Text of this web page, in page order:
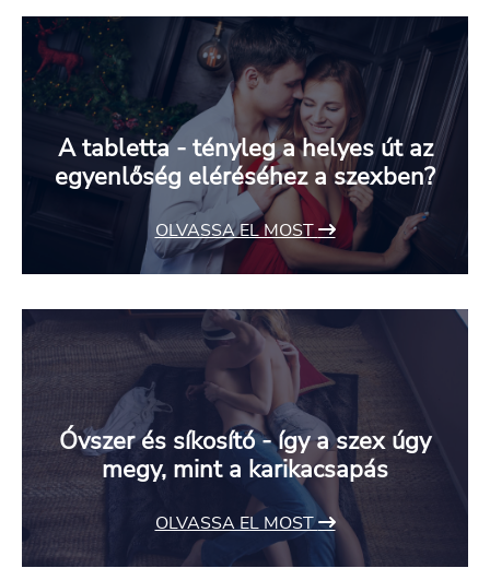
A tabletta - tényleg a helyes út az
egyenlőség eléréséhez a szexben?
OLVASSA EL MOST
Óvszer és síkosító - így a szex úgy
megy, mint a karikacsapás
OLVASSA EL MOST